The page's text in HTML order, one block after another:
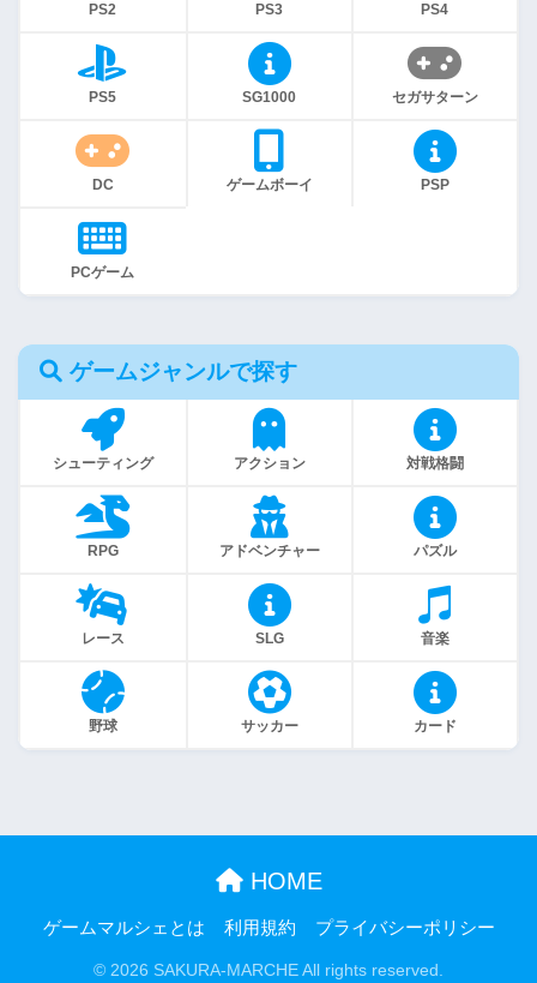
PS2 PS3 PS4
PS5 SG1000 セガサターン
DC ゲームボーイ PSP
PCゲーム
ゲームジャンルで探す
シューティング アクション 対戦格闘
RPG アドベンチャー パズル
レース SLG 音楽
野球 サッカー カード
HOME
ゲームマルシェとは 利用規約 プライバシーポリシー
© 2026 SAKURA-MARCHE All rights reserved.